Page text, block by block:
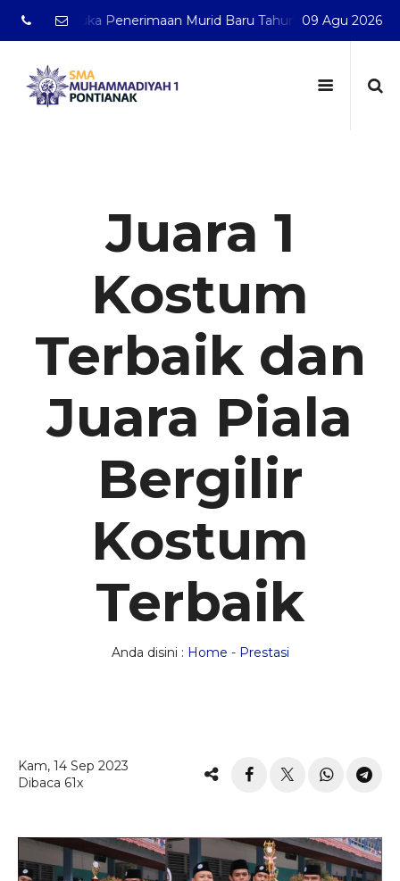
Penerimaan Murid Baru Tahun Pelajaran 2026/2027
09 Agu 2026
Juara 1
Kostum
Terbaik dan
Juara Piala
Bergilir
Kostum
Terbaik
Anda disini : Home - Prestasi
Kam, 14 Sep 2023
Dibaca 61x